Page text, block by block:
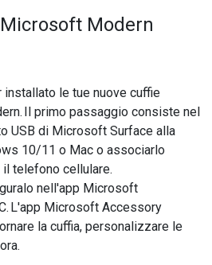
Modern
installato le tue nuove cuffie
Il primo passaggio consiste nel
USB di Microsoft Surface alla
10/11 o Mac o associarlo
telefono cellulare.
nell'app Microsoft
L'app Microsoft Accessory
la cuffia, personalizzare le